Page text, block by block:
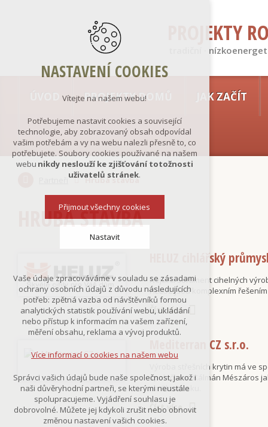
PROJEKTY
tradiční ·
PROJEKTY DOMŮ JAK ZAČÍT
Hrubá stavba
HRUBÁ STAVBA
HELUZ cihlářský
Nejširší sortiment cihelných
HELUZ jsou komplexním
Číst více
Mediterran CZ s.r.o.
Výroba střešních krytin má ve
společnosti Kálmán Mészáros
na Slovensku.
Číst více
NASTAVENÍ COOKIES
Vítejte na našem webu!
Potřebujeme nastavit cookies a související
technologie, aby zobrazovaný obsah odpovídal
vašim potřebám a vy na webu nalezli přesně to, co
potřebujete. Soubory cookies používané na našem
webu nikdy neslouží ke zjišťování totožnosti
uživatelů stránek.
Přijmout všechny cookies
Nastavit
nutná pro provozování webu
udržení kontextu stránek (session):
případná přihlášení, volby jazyka, apod.
Volitelná cookies
analytická pro anonymizované
marketingová cookies
Více informací o cookies na našem webu
Vaše údaje zpracováváme v souladu se zásadami
ochrany osobních údajů z důvodu následujících
potřeb: zpětná vazba od návštěvníků formou
analytických statistik používání webu, ukládání
nebo přístup k informacím na vašem zařízení,
měření obsahu, reklama a vývoj produktů.
Více informací o cookies na našem webu
Správci vašich údajů bude naše společnost, jakož i
naši důvěryhodní partneři, se kterými neustále
spolupracujeme. Vyjádření souhlasu je
dobrovolné. Můžete jej kdykoli zrušit nebo obnovit
změnou nastavení vašich cookies.